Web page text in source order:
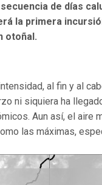
de días
la primera
otoñal.
al fin y al
ni siquiera ha
Aun así, el aire
las máximas,